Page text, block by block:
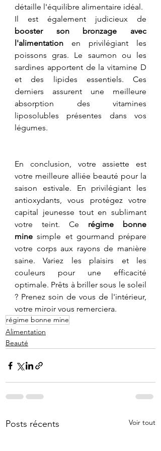
détaille l'équilibre alimentaire idéal.
booster son bronzage avec
l'alimentation en privilégiant les
poissons gras. Le saumon ou les
sardines apportent de la vitamine D
et des lipides essentiels. Ces
derniers assurent une meilleure
absorption des vitamines
liposolubles présentes dans vos
légumes.
​En conclusion, votre assiette est
votre meilleure alliée beauté pour la
saison estivale. En privilégiant les
antioxydants, vous protégez votre
capital jeunesse tout en sublimant
votre teint. Ce régime bonne
mine simple et gourmand prépare
votre corps aux rayons de manière
saine. Variez les plaisirs et les
couleurs pour une efficacité
optimale. Prêts à briller sous le soleil
? Prenez soin de vous de l'intérieur,
votre miroir vous remerciera.
régime bonne mine
Alimentation
Beauté
Posts récents Voir tout